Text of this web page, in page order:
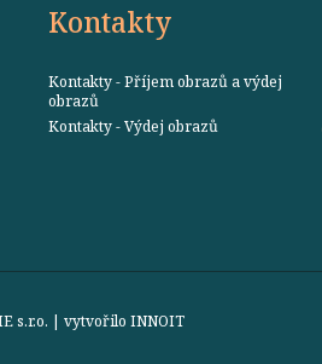
Kontakty
Kontakty - Příjem obrazů a výdej
obrazů
Kontakty - Výdej obrazů
s.r.o. | vytvořilo INNOIT